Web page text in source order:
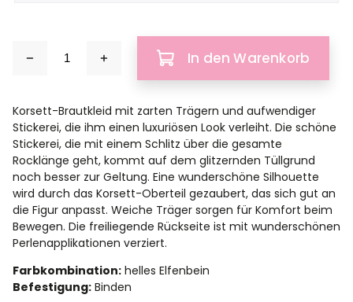
In den Warenkorb
Korsett-Brautkleid mit zarten Trägern und aufwendiger
Stickerei, die ihm einen luxuriösen Look verleiht. Die schöne
Stickerei, die mit einem Schlitz über die gesamte
Rocklänge geht, kommt auf dem glitzernden Tüllgrund
noch besser zur Geltung. Eine wunderschöne Silhouette
wird durch das Korsett-Oberteil gezaubert, das sich gut an
die Figur anpasst. Weiche Träger sorgen für Komfort beim
Bewegen. Die freiliegende Rückseite ist mit wunderschönen
Perlenapplikationen verziert.
Farbkombination: helles Elfenbein
Befestigung: Binden